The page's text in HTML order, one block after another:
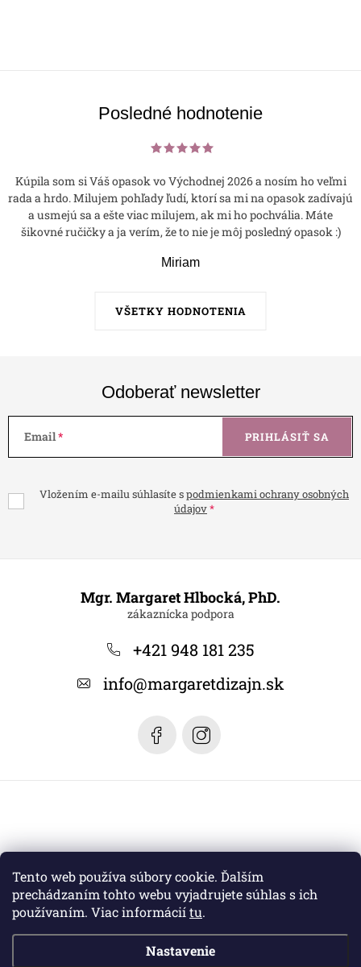
Tento web používa súbory cookie. Ďalším
prechádzaním tohto webu vyjadrujete súhlas s ich
používaním. Viac informáciítu.
Nastavenie
Posledné hodnotenie
VŠETKY HODNOTENIA
Kúpila som si Váš opasok vo Východnej 2026 a nosím ho veľmi
rada a hrdo. Milujem pohľady ľudí, ktorí sa mi na opasok zadívajú
a usmejú sa a ešte viac milujem, ak mi ho pochvália. Máte
šikovné ručičky a ja verím, že to nie je môj posledný opasok :)
Miriam
Odoberať newsletter
Email
Vložením e-mailu súhlasíte spodmienkami ochrany osobných
údajov
PRIHLÁSIŤ SA
Mgr. Margaret Hlbocká, PhD.
+421 948 181 235
info@margaretdizajn.sk